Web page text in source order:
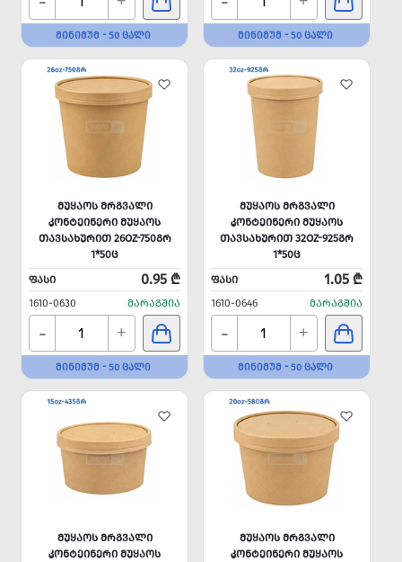
ᲛᲘᲜᲘᲛᲣᲛ - 50 ᲪᲐᲚᲘ ᲛᲘᲜᲘᲛᲣᲛ - 50 ᲪᲐᲚᲘ
ᲛᲣᲧᲐᲝᲡ ᲛᲠᲒᲕᲐᲚᲘ
ᲙᲝᲜᲢᲔᲘᲜᲔᲠᲘ ᲛᲣᲧᲐᲝᲡ
ᲗᲐᲕᲡᲐᲮᲣᲠᲘᲗ 26OZ-750ᲒᲠ
1*50Ც
ᲤᲐᲡᲘ
0.95 ₾
1610-0630 ᲛᲐᲠᲐᲒᲨᲘᲐ
- +
ᲛᲘᲜᲘᲛᲣᲛ - 50 ᲪᲐᲚᲘ
ᲛᲣᲧᲐᲝᲡ ᲛᲠᲒᲕᲐᲚᲘ
ᲙᲝᲜᲢᲔᲘᲜᲔᲠᲘ ᲛᲣᲧᲐᲝᲡ
ᲗᲐᲕᲡᲐᲮᲣᲠᲘᲗ 32OZ-925ᲒᲠ
1*50Ც
ᲤᲐᲡᲘ
1.05 ₾
1610-0646 ᲛᲐᲠᲐᲒᲨᲘᲐ
- +
ᲛᲘᲜᲘᲛᲣᲛ - 50 ᲪᲐᲚᲘ
ᲛᲣᲧᲐᲝᲡ ᲛᲠᲒᲕᲐᲚᲘ
ᲙᲝᲜᲢᲔᲘᲜᲔᲠᲘ ᲛᲣᲧᲐᲝᲡ
ᲛᲣᲧᲐᲝᲡ ᲛᲠᲒᲕᲐᲚᲘ
ᲙᲝᲜᲢᲔᲘᲜᲔᲠᲘ ᲛᲣᲧᲐᲝᲡ